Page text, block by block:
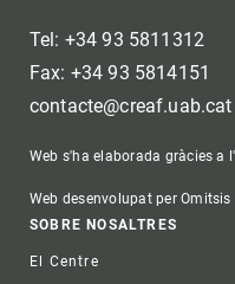
Tel: +34 93 5811312
Fax: +34 93 5814151
contacte@creaf.uab.cat
Web s'ha elaborada gràcies a
Web desenvolupat per
Footer
SOBRE NOSALTRES
El Centre